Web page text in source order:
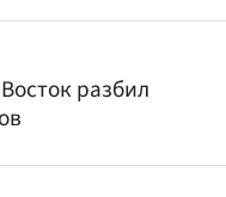
разбил